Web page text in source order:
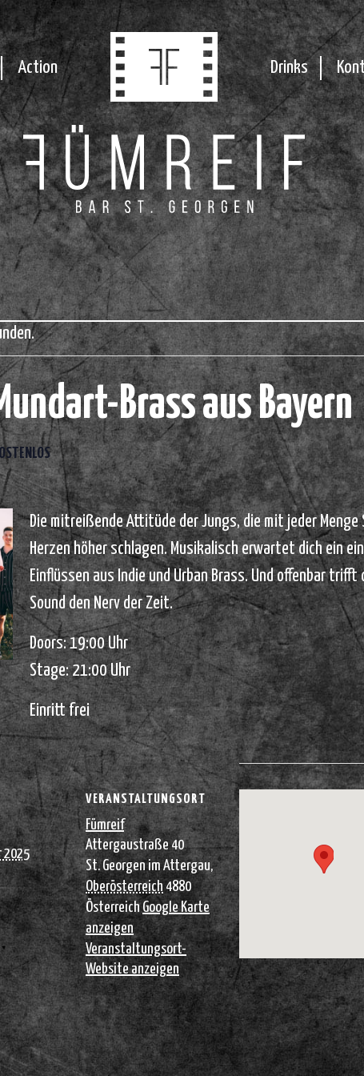
Action Drinks
Brass aus Bayern
Die mitreißende Attitüde der Jungs, die mit jeder Menge
Herzen höher schlagen. Musikalisch erwartet dich ein
Einflüssen aus Indie und Urban Brass. Und offenbar
Sound den Nerv der Zeit.
Doors: 19:00 Uhr
Stage: 21:00 Uhr
Einritt frei
2025
VERANSTALTUNGSORT
Fümreif
Attergaustraße 40
St. Georgen im Attergau,
Oberösterreich 4880
Österreich Google Karte
anzeigen
Veranstaltungsort-
Website anzeigen